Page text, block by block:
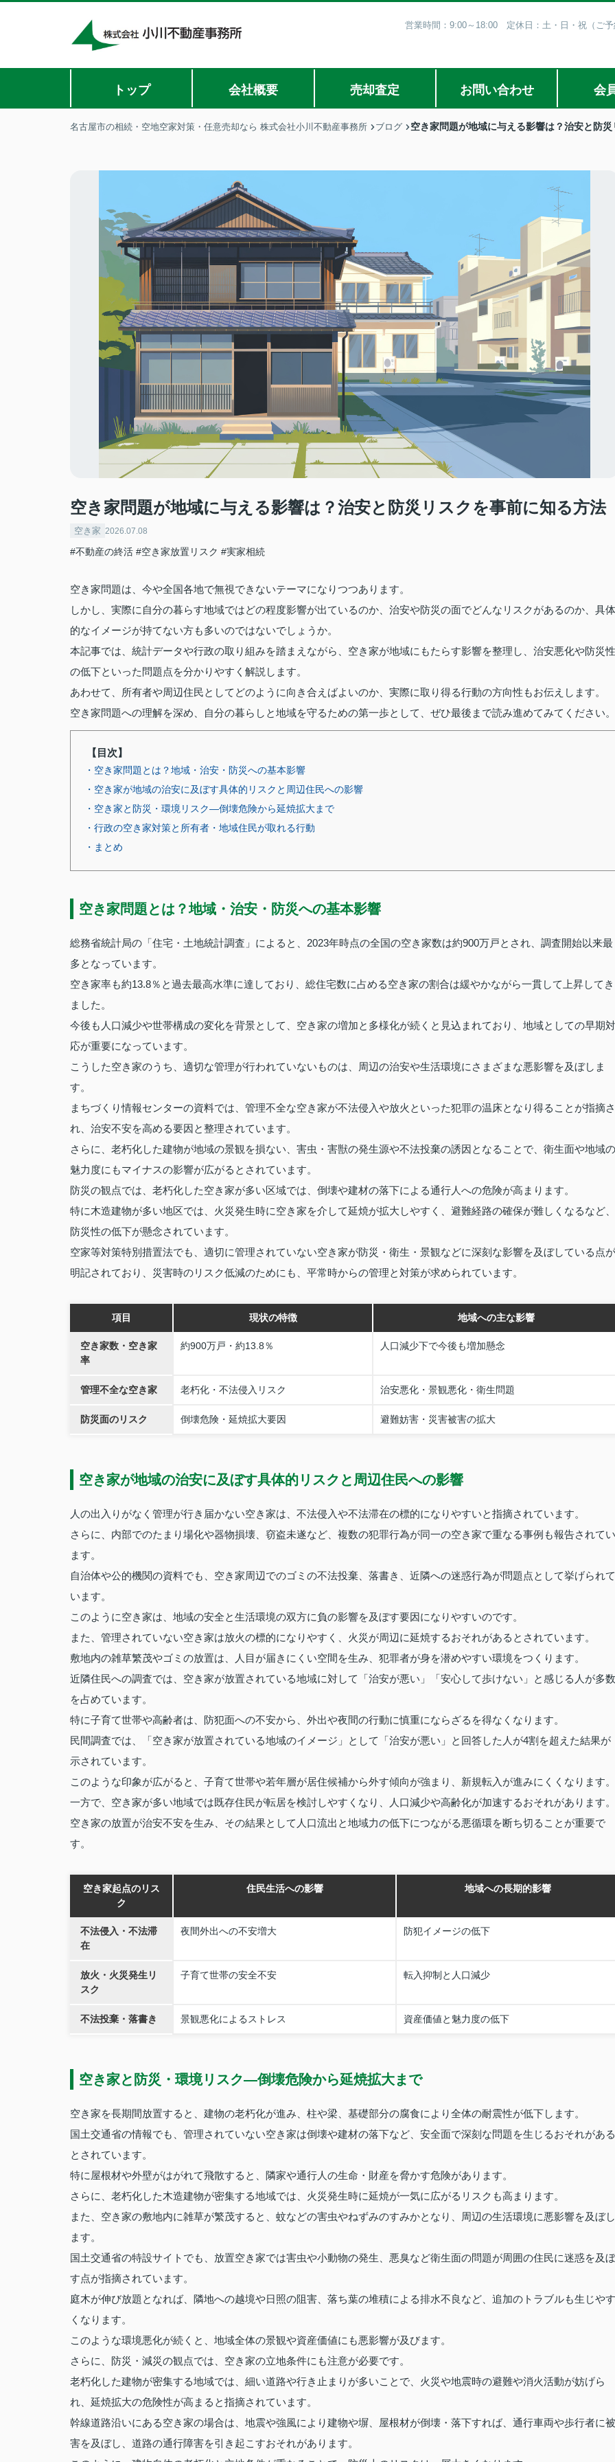
営業時間：9:00～18:00 定休日：土・日・祝（ご
トップ 会社概要 売却査定 お問い合わせ 会
名古屋市の相続・空地空家対策・任意売却なら 株式会社小川不動産事務所 ブログ 空き家問題が地域に与える影響は？治安と防
空き家問題が地域に与える影響は？治安と防災リスクを事前に知る方法
空き家 2026.07.08
#不動産の終活 #空き家放置リスク #実家相続
空き家問題は、今や全国各地で無視できないテーマになりつつあります。
しかし、実際に自分の暮らす地域ではどの程度影響が出ているのか、治安や防災の面でどんなリスクがあるのか、具体
的なイメージが持てない方も多いのではないでしょうか。
本記事では、統計データや行政の取り組みを踏まえながら、空き家が地域にもたらす影響を整理し、治安悪化や防災性
の低下といった問題点を分かりやすく解説します。
あわせて、所有者や周辺住民としてどのように向き合えばよいのか、実際に取り得る行動の方向性もお伝えします。
空き家問題への理解を深め、自分の暮らしと地域を守るための第一歩として、ぜひ最後まで読み進めてみてください。
【目次】
・空き家問題とは？地域・治安・防災への基本影響
・空き家が地域の治安に及ぼす具体的リスクと周辺住民への影響
・空き家と防災・環境リスク―倒壊危険から延焼拡大まで
・行政の空き家対策と所有者・地域住民が取れる行動
・まとめ
空き家問題とは？地域・治安・防災への基本影響
総務省統計局の「住宅・土地統計調査」によると、2023年時点の全国の空き家数は約900万戸とされ、調査開始以来最
多となっています。
空き家率も約13.8％と過去最高水準に達しており、総住宅数に占める空き家の割合は緩やかながら一貫して上昇してき
ました。
今後も人口減少や世帯構成の変化を背景として、空き家の増加と多様化が続くと見込まれており、地域としての早期対
応が重要になっています。
こうした空き家のうち、適切な管理が行われていないものは、周辺の治安や生活環境にさまざまな悪影響を及ぼしま
す。
まちづくり情報センターの資料では、管理不全な空き家が不法侵入や放火といった犯罪の温床となり得ることが指摘さ
れ、治安不安を高める要因と整理されています。
さらに、老朽化した建物が地域の景観を損ない、害虫・害獣の発生源や不法投棄の誘因となることで、衛生面や地域の
魅力度にもマイナスの影響が広がるとされています。
防災の観点では、老朽化した空き家が多い区域では、倒壊や建材の落下による通行人への危険が高まります。
特に木造建物が多い地区では、火災発生時に空き家を介して延焼が拡大しやすく、避難経路の確保が難しくなるなど、
防災性の低下が懸念されています。
空家等対策特別措置法でも、適切に管理されていない空き家が防災・衛生・景観などに深刻な影響を及ぼしている点が
明記されており、災害時のリスク低減のためにも、平常時からの管理と対策が求められています。
項目 現状の特徴 地域への主な影響
空き家数・空き家
率
約900万戸・約13.8％ 人口減少下で今後も増加懸念
管理不全な空き家 老朽化・不法侵入リスク 治安悪化・景観悪化・衛生問題
防災面のリスク 倒壊危険・延焼拡大要因 避難妨害・災害被害の拡大
空き家が地域の治安に及ぼす具体的リスクと周辺住民への影響
人の出入りがなく管理が行き届かない空き家は、不法侵入や不法滞在の標的になりやすいと指摘されています。
さらに、内部でのたまり場化や器物損壊、窃盗未遂など、複数の犯罪行為が同一の空き家で重なる事例も報告されてい
ます。
自治体や公的機関の資料でも、空き家周辺でのゴミの不法投棄、落書き、近隣への迷惑行為が問題点として挙げられて
います。
このように空き家は、地域の安全と生活環境の双方に負の影響を及ぼす要因になりやすいのです。
また、管理されていない空き家は放火の標的になりやすく、火災が周辺に延焼するおそれがあるとされています。
敷地内の雑草繁茂やゴミの放置は、人目が届きにくい空間を生み、犯罪者が身を潜めやすい環境をつくります。
近隣住民への調査では、空き家が放置されている地域に対して「治安が悪い」「安心して歩けない」と感じる人が多数
を占めています。
特に子育て世帯や高齢者は、防犯面への不安から、外出や夜間の行動に慎重にならざるを得なくなります。
民間調査では、「空き家が放置されている地域のイメージ」として「治安が悪い」と回答した人が4割を超えた結果が
示されています。
このような印象が広がると、子育て世帯や若年層が居住候補から外す傾向が強まり、新規転入が進みにくくなります。
一方で、空き家が多い地域では既存住民が転居を検討しやすくなり、人口減少や高齢化が加速するおそれがあります。
空き家の放置が治安不安を生み、その結果として人口流出と地域力の低下につながる悪循環を断ち切ることが重要で
す。
空き家起点のリス
ク
住民生活への影響 地域への長期的影響
不法侵入・不法滞
在
夜間外出への不安増大 防犯イメージの低下
放火・火災発生リ
スク
子育て世帯の安全不安 転入抑制と人口減少
不法投棄・落書き 景観悪化によるストレス 資産価値と魅力度の低下
空き家と防災・環境リスク―倒壊危険から延焼拡大まで
空き家を長期間放置すると、建物の老朽化が進み、柱や梁、基礎部分の腐食により全体の耐震性が低下します。
国土交通省の情報でも、管理されていない空き家は倒壊や建材の落下など、安全面で深刻な問題を生じるおそれがある
とされています。
特に屋根材や外壁がはがれて飛散すると、隣家や通行人の生命・財産を脅かす危険があります。
さらに、老朽化した木造建物が密集する地域では、火災発生時に延焼が一気に広がるリスクも高まります。
また、空き家の敷地内に雑草が繁茂すると、蚊などの害虫やねずみのすみかとなり、周辺の生活環境に悪影響を及ぼし
ます。
国土交通省の特設サイトでも、放置空き家では害虫や小動物の発生、悪臭など衛生面の問題が周囲の住民に迷惑を及ぼ
す点が指摘されています。
庭木が伸び放題となれば、隣地への越境や日照の阻害、落ち葉の堆積による排水不良など、追加のトラブルも生じやす
くなります。
このような環境悪化が続くと、地域全体の景観や資産価値にも悪影響が及びます。
さらに、防災・減災の観点では、空き家の立地条件にも注意が必要です。
老朽化した建物が密集する地域では、細い道路や行き止まりが多いことで、火災や地震時の避難や消火活動が妨げら
れ、延焼拡大の危険性が高まると指摘されています。
幹線道路沿いにある空き家の場合は、地震や強風により建物や塀、屋根材が倒壊・落下すれば、通行車両や歩行者に被
害を及ぼし、道路の通行障害を引き起こすおそれがあります。